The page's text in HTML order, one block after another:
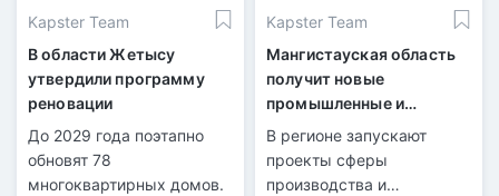
Kapster Team
В области Жетысу
утвердили программу
реновации
До 2029 года поэтапно
обновят 78
многоквартирных домов.
Kapster Team
Мангистауская область
получит новые
промышленные и
логистические объекты
В регионе запускают
проекты сферы
производства и